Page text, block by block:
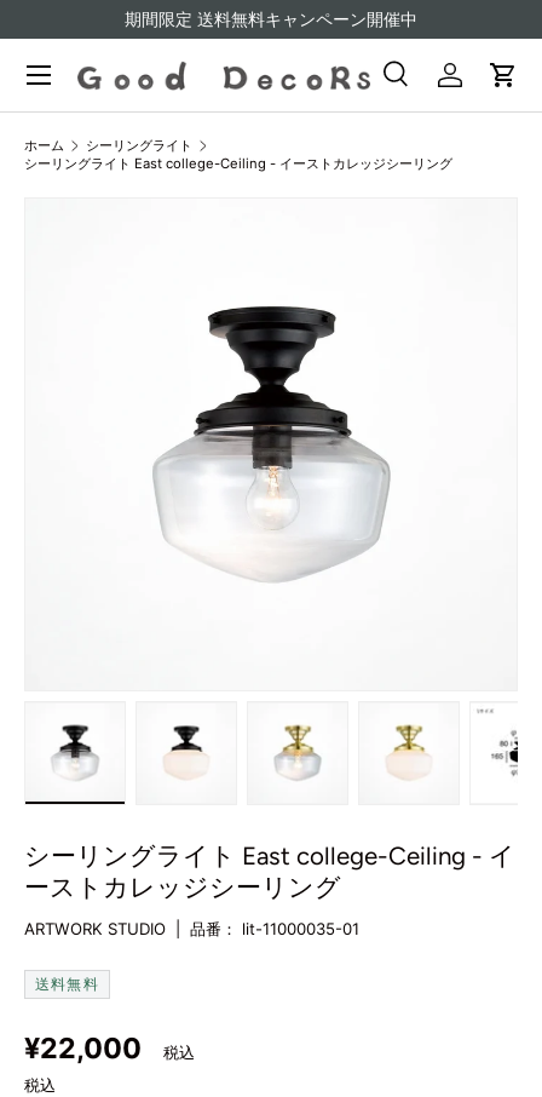
コンテンツへスキップ
期間限定 送料無料キャンペーン開催中
検索
検索 ログインカー
ホーム
シーリングライト
シーリングライト East college-Ceiling - イーストカレッジシーリング
シーリングライト East college-Ceiling - イ
ーストカレッジシーリング
ARTWORK STUDIO 品番： lit-11000035-01
送料無料
定価
¥22,000
税込